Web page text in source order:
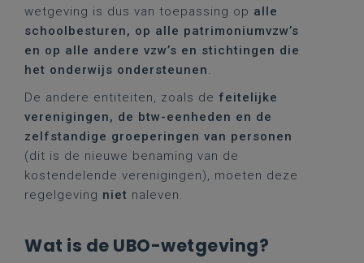
wetgeving is dus van toepassing op alle
schoolbesturen, op alle patrimoniumvzw’s
en op alle andere vzw’s en stichtingen die
het onderwijs ondersteunen.
De andere entiteiten, zoals de feitelijke
verenigingen, de btw-eenheden en de
zelfstandige groeperingen van personen
(dit is de nieuwe benaming van de
kostendelende verenigingen), moeten deze
regelgeving niet naleven.
Wat is de UBO-wetgeving?